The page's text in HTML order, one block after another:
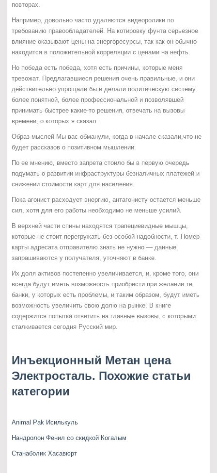
повторах.
Например, довольно часто удаляются видеоролики по
требованию правообладателей. На котировку фунта серьезное
влияние оказывают цены на энергоресурсы, так как он обычно
находится в положительной корреляции с ценами на нефть.
Но победа есть победа, хотя есть причины, которые меня
тревожат. Предлагавшиеся решения очень правильные, и они
действительно упрощали бы и делали политическую систему
более понятной, более профессиональной и позволявшей
принимать быстрее какие-то решения, отвечать на вызовы
времени, о которых я сказал.
Образ мыслей Мы вас обманули, когда в начале сказали,что не
будет рассказов о позитивном мышлении.
По ее мнению, вместо запрета стоило бы в первую очередь
подумать о развитии инфраструктуры безналичных платежей и
снижении стоимости карт для населения.
Пока агонист расходует энергию, антагонисту остается меньше
сил, хотя для его работы необходимо не меньше усилий.
В верхней части спины находятся трапециевидные мышцы,
которые не стоит перегружать без особой надобности, т. Номер
карты адресата отправителю знать не нужно — данные
запрашиваются у получателя, уточняют в банке.
Их доля активов постепенно увеличивается, и, кроме того, они
всегда будут иметь возможность приобрести при желании те
банки, у которых есть проблемы, и таким образом, будут иметь
возможность увеличить свою долю на рынке. В книге
содержится попытка ответить на главные вызовы, с которыми
сталкивается сегодня Русский мир.
Инъекционный Метан цена
Электросталь. Похожие статьи
категории
Animal Pak Исилькуль
Нандролон Фенил со скидкой Когалым
Станаболик Хасавюрт